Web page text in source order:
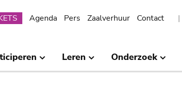
Agenda Pers Zaalverhuur Contact
Leren Onderzoek